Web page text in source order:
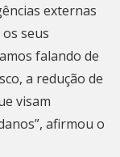
externas
seus
falando de
a redução de
visam
afirmou o